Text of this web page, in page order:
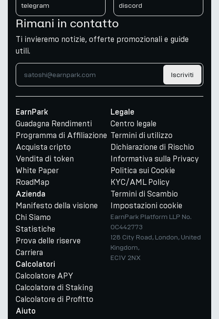
telegram discord
Rimani in contatto
Ti invieremo notizie, offerte promozionali e guide
utili.
Iscriviti
EarnPark
Guadagna Rendimenti
Programma di Affiliazione
Acquista cripto
Vendita di token
White Paper
RoadMap
Azienda
Manifesto della visione
Chi Siamo
Statistiche
Prova delle riserve
Carriera
Calcolatori
Calcolatore APY
Calcolatore di Staking
Calcolatore di Profitto
Aiuto
Legale
Centro legale
Termini di utilizzo
Dichiarazione di Rischio
Informativa sulla Privacy
Politica sui Cookie
KYC/AML Policy
Termini di Scambio
Impostazioni cookie
EarnPark Platform LLP No.
OC442773
128 City Road, London, United
Kingdom,
EC1V 2NX